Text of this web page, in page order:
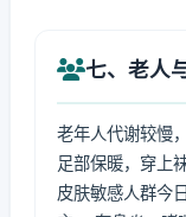
七、老人
老年人代谢较慢
足部保暖，穿上
皮肤敏感人群今